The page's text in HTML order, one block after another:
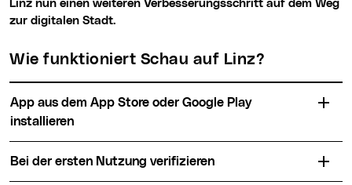
Linz nun einen weiteren Verbesserungsschritt auf dem Weg
zur digitalen Stadt.
Wie funktioniert Schau auf Linz?
App aus dem App Store oder Google Play
installieren
Bei der ersten Nutzung verifizieren